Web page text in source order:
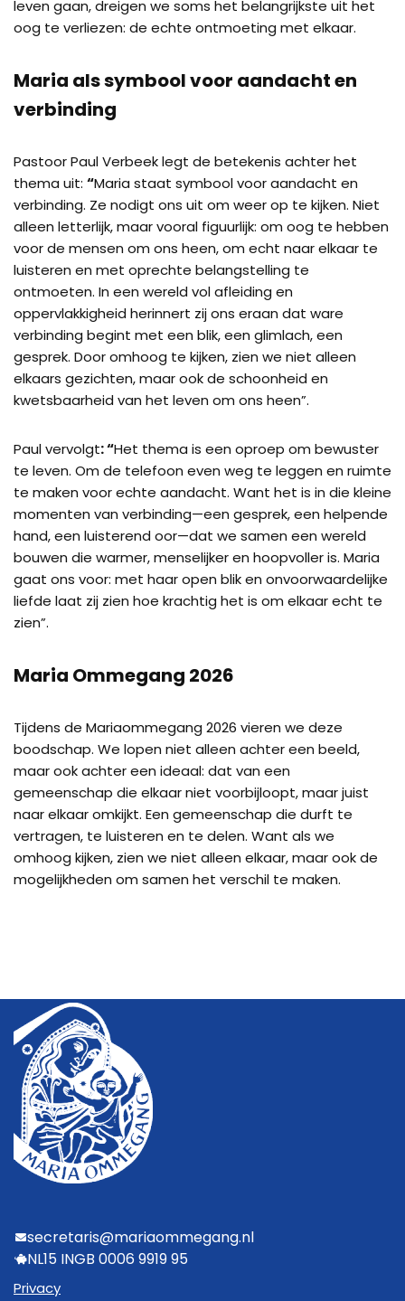
leven gaan, dreigen we soms het belangrijkste uit het
oog te verliezen: de echte ontmoeting met elkaar.
Maria als symbool voor aandacht en
verbinding
Pastoor Paul Verbeek legt de betekenis achter het
thema uit: “Maria staat symbool voor aandacht en
verbinding. Ze nodigt ons uit om weer op te kijken. Niet
alleen letterlijk, maar vooral figuurlijk: om oog te hebben
voor de mensen om ons heen, om echt naar elkaar te
luisteren en met oprechte belangstelling te
ontmoeten. In een wereld vol afleiding en
oppervlakkigheid herinnert zij ons eraan dat ware
verbinding begint met een blik, een glimlach, een
gesprek. Door omhoog te kijken, zien we niet alleen
elkaars gezichten, maar ook de schoonheid en
kwetsbaarheid van het leven om ons heen”.
Paul vervolgt: “Het thema is een oproep om bewuster
te leven. Om de telefoon even weg te leggen en ruimte
te maken voor echte aandacht. Want het is in die kleine
momenten van verbinding—een gesprek, een helpende
hand, een luisterend oor—dat we samen een wereld
bouwen die warmer, menselijker en hoopvoller is. Maria
gaat ons voor: met haar open blik en onvoorwaardelijke
liefde laat zij zien hoe krachtig het is om elkaar echt te
zien”.
Maria Ommegang 2026
Tijdens de Mariaommegang 2026 vieren we deze
boodschap. We lopen niet alleen achter een beeld,
maar ook achter een ideaal: dat van een
gemeenschap die elkaar niet voorbijloopt, maar juist
naar elkaar omkijkt. Een gemeenschap die durft te
vertragen, te luisteren en te delen. Want als we
omhoog kijken, zien we niet alleen elkaar, maar ook de
mogelijkheden om samen het verschil te maken.
secretaris@mariaommegang.nl
NL15 INGB 0006 9919 95
Privacy